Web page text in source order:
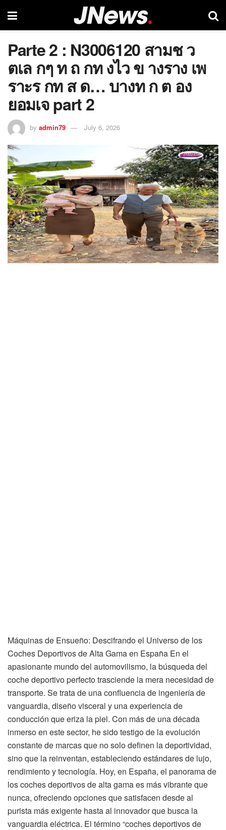
Parte 2 : N3006120 สามช ว
ตเล กๆ ท ถ กท งไว ข างราง เพ
ราะร กท ส ด… บางท ก ต อง
ยอมเจ part 2
by admin79 July 6, 2026
Máquinas de Ensueño: Descifrando el Universo de los
Coches Deportivos de Alta Gama en España En el
apasionante mundo del automovilismo, la búsqueda del
coche deportivo perfecto trasciende la mera necesidad de
transporte. Se trata de una confluencia de ingeniería de
vanguardia, diseño visceral y una experiencia de
conducción que eriza la piel. Con más de una década
inmerso en este sector, he sido testigo de la evolución
constante de marcas que no solo definen la deportividad,
sino que la reinventan, estableciendo estándares de lujo,
rendimiento y tecnología. Hoy, en España, el panorama de
los coches deportivos de alta gama es más vibrante que
nunca, ofreciendo opciones que satisfacen desde al
purista más exigente hasta al innovador que busca la
vanguardia eléctrica. El término “coches deportivos de